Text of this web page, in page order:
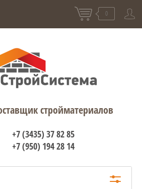
0
стройматериалов
+7 (3435) 37 82 85
+7 (950) 194 28 14